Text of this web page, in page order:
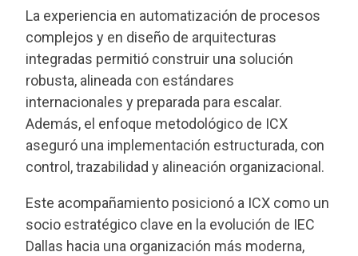
La experiencia en automatización de procesos
complejos y en diseño de arquitecturas
integradas permitió construir una solución
robusta, alineada con estándares
internacionales y preparada para escalar.
Además, el enfoque metodológico de ICX
aseguró una implementación estructurada, con
control, trazabilidad y alineación organizacional.
Este acompañamiento posicionó a ICX como un
socio estratégico clave en la evolución de IEC
Dallas hacia una organización más moderna,